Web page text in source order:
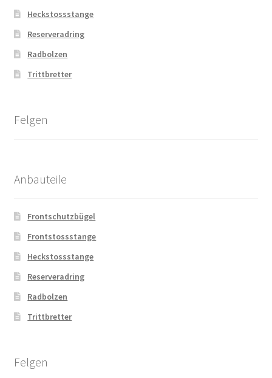
Heckstossstange
Reserveradring
Radbolzen
Trittbretter
Felgen
Anbauteile
Frontschutzbügel
Frontstossstange
Heckstossstange
Reserveradring
Radbolzen
Trittbretter
Felgen